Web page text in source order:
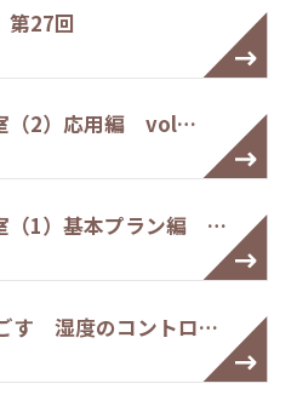
27回
（2）応用編 vol…
（1）基本プラン編 …
す 湿度のコントロ…